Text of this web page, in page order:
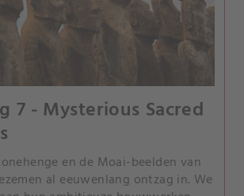
7 - Mysterious Sacred
en de Moai-beelden van
al eeuwenlang ontzag in. We